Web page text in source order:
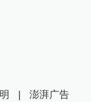
| 澎湃广告